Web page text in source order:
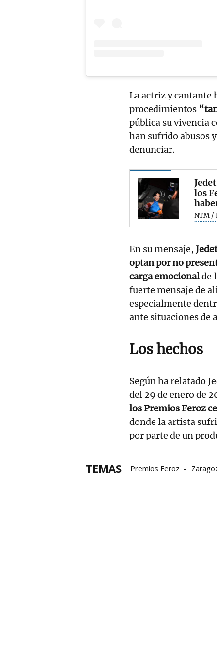
La actriz y cantante
procedimientos
pública su vivencia
han sufrido abusos
denunciar.
los
NTM /
En su mensaje,
optan por no
carga emocionalde
fuerte mensaje de
especialmente
ante situaciones de
Los hechos
Según ha relatado
del 29 de enero de
los Premios Feroz
donde la artista
por parte de un
TEMAS Premios Feroz